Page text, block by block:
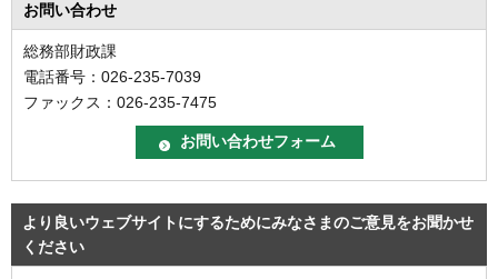
お問い合わせ
総務部財政課
電話番号：026-235-7039
ファックス：026-235-7475
より良いウェブサイトにするためにみなさまのご意見をお聞かせ
ください